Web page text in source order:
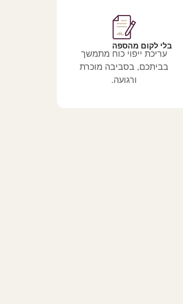
בלי לקום מהספה
עריכת ייפוי כוח מתמשך
בביתכם, בסביבה מוכרת
ורגועה.